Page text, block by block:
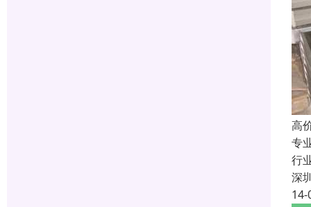
高
专
行
深
14-